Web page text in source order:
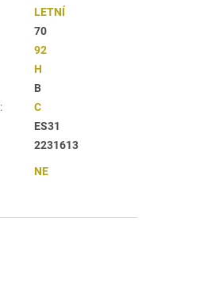
LETNÍ
70
92
H
B
:
C
ES31
2231613
NE